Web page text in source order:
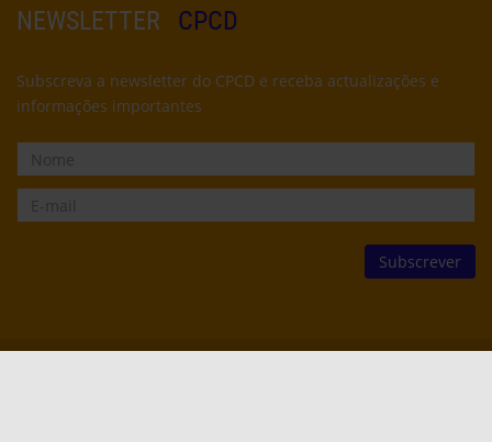
NEWSLETTER CPCD
Subscreva a newsletter do CPCD e receba actualizações e
informações importantes